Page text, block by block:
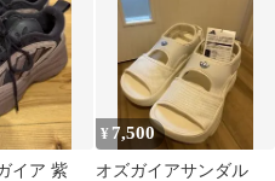
イア 紫
¥ 7,500
オズガイアサンダル